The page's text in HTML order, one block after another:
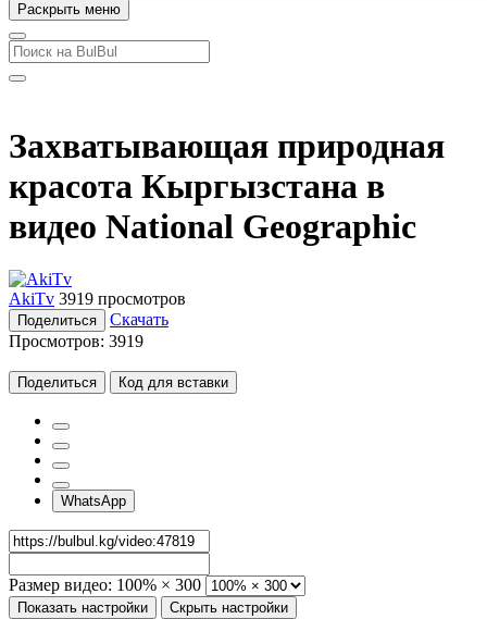
Раскрыть меню
Захватывающая природная
красота Кыргызстана в
видео National Geographic
AkiTv 3919 просмотров
Поделиться
Скачать
Просмотров: 3919
Поделиться Код для вставки
WhatsApp
Размер видео: 100% × 300
Показать настройки Скрыть настройки